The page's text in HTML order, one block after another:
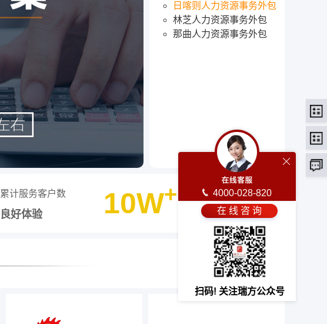
日喀则人力资源事务外包
林芝人力资源事务外包
那曲人力资源事务外包
累计服务客户数
良好体验 10W+ 客户选择瑞方人力
最终选择
4000-028-820
在 线 咨 询
扫码! 关注瑞方公众号